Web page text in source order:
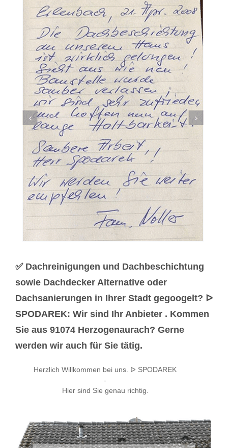
✅ Dachreinigungen und Dachbeschichtung
sowie Dachdecker Alternative oder
Dachsanierungen in Ihrer Stadt gegoogelt? ᐅ
SPODAREK: Wir sind Ihr Anbieter . Kommen
Sie aus 91074 Herzogenaurach? Gerne
werden wir auch für Sie tätig.
Herzlich Willkommen bei uns. ᐅ SPODAREK
-
Hier sind Sie genau richtig.